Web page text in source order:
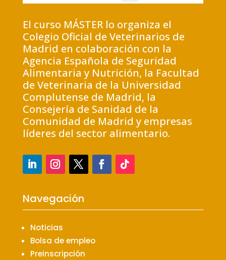
El curso MÁSTER lo organiza el
Colegio Oficial de Veterinarios de
Madrid en colaboración con la
Agencia Española de Seguridad
Alimentaria y Nutrición, la Facultad
de Veterinaria de la Universidad
Complutense de Madrid, la
Consejería de Sanidad de la
Comunidad de Madrid y empresas
líderes del sector alimentario.
Navegación
Noticias
Bolsa de empleo
Preinscripción